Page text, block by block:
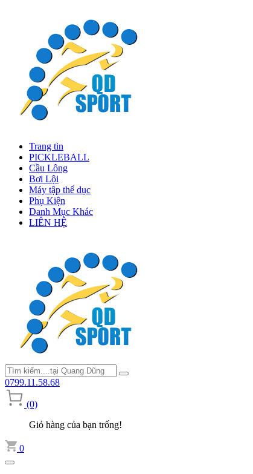
Trang tin
PICKLEBALL
Cầu Lông
Bơi Lội
Máy tập thể dục
Phụ Kiện
Danh Mục Khác
LIÊN HỆ
0799.11.58.68
(0)
Giỏ hàng của bạn trống!
0